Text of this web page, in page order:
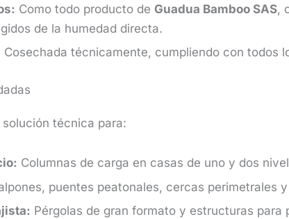
Como todo producto de Guadua Bamboo SAS,
de la humedad directa.
Cosechada técnicamente, cumpliendo con todos
solución técnica para:
Columnas de carga en casas de uno y dos
puentes peatonales, cercas perimetrales
Pérgolas de gran formato y estructuras para